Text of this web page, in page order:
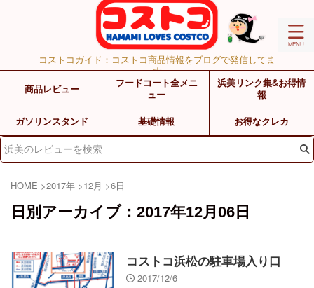
コストコガイド：コストコ商品情報をブログで発信してま
す
商品レビュー
フードコート全メニ
ュー
浜美リンク集&お得情
報
ガソリンスタンド 基礎情報 お得なクレカ
HOME >2017年 >12月 >6日
日別アーカイブ：2017年12月06日
コストコ浜松の駐車場入り口
2017/12/6